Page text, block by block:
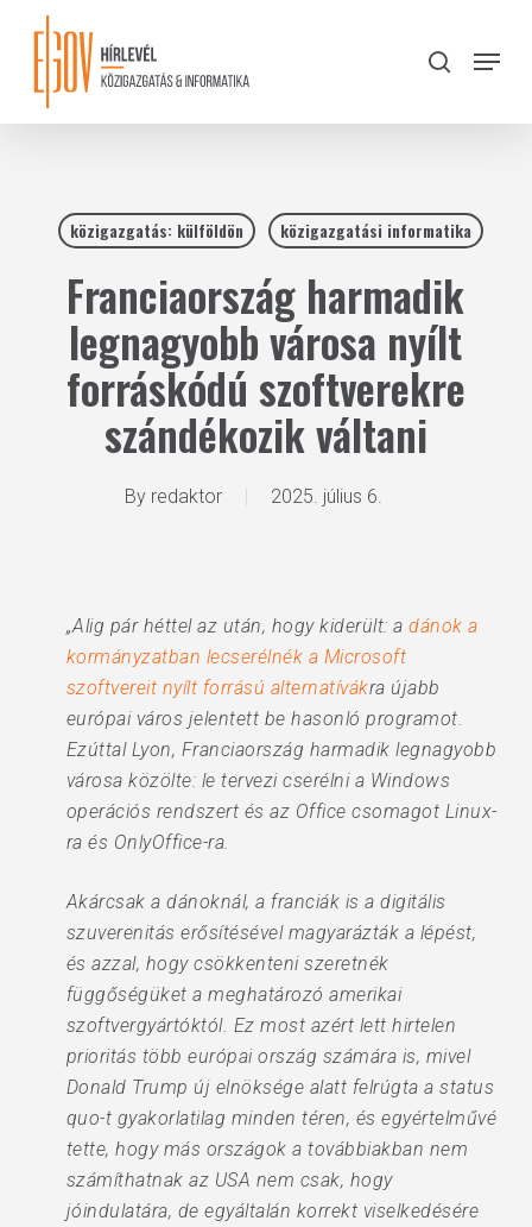
content
search
Menu
közigazgatás: külföldön közigazgatási informatika
Franciaország harmadik
legnagyobb városa nyílt
forráskódú szoftverekre
szándékozik váltani
By redaktor 2025. július 6.
„Alig pár héttel az után, hogy kiderült: adánok a
kormányzatban lecserélnék a Microsoft
szoftvereit nyílt forrású alternatívákra újabb
európai város jelentett be hasonló programot.
Ezúttal Lyon, Franciaország harmadik legnagyobb
városa közölte: le tervezi cserélni a Windows
operációs rendszert és az Office csomagot Linux-
ra és OnlyOffice-ra.
Akárcsak a dánoknál, a franciák is a digitális
szuverenitás erősítésével magyarázták a lépést,
és azzal, hogy csökkenteni szeretnék
függőségüket a meghatározó amerikai
szoftvergyártóktól. Ez most azért lett hirtelen
prioritás több európai ország számára is, mivel
Donald Trump új elnöksége alatt felrúgta a status
quo-t gyakorlatilag minden téren, és egyértelművé
tette, hogy más országok a továbbiakban nem
számíthatnak az USA nem csak, hogy
jóindulatára, de egyáltalán korrekt viselkedésére
Close